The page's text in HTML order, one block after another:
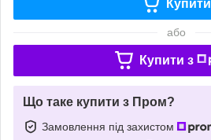
Купити
або
Купити з
Що таке купити з Пром?
Замовлення під захистом